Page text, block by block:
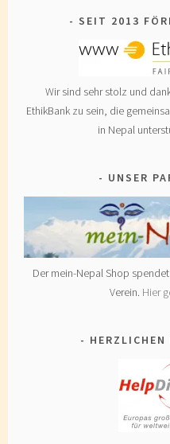
SEIT 2013
Wir sind sehr stolz und
EthikBank zu sein, die
in Nepal
UNSER
Der mein-Nepal Shop
Verein. Hier